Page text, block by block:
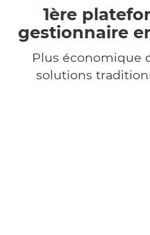
1ère
gestionnaire
Plus économique
solutions